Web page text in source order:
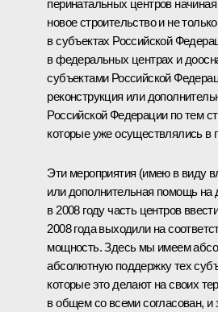
перинатальных центров
новое строительство и не
в субъектах Российской
в федеральных центрах и
субъектами Российской
реконструкция или
Российской Федерации по тем
которые уже осуществлялись
Эти мероприятия (имею в виду
или дополнительная помощь на
в 2008 году часть центров
2008 года выходили на
мощность. Здесь мы имеем
абсолютную поддержку тех
которые это делают на своих
в общем со всеми согласован,